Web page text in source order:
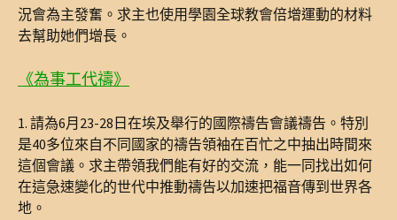
況會為主發奮。求主也使用學園全球教會倍增運動的材料
去幫助她們增長。
《為事工代禱》
1. 請為6月23-28日在埃及舉行的國際禱告會議禱告。特別
是40多位來自不同國家的禱告領袖在百忙之中抽出時間來
這個會議。求主帶領我們能有好的交流，能一同找出如何
在這急速變化的世代中推動禱告以加速把福音傳到世界各
地。